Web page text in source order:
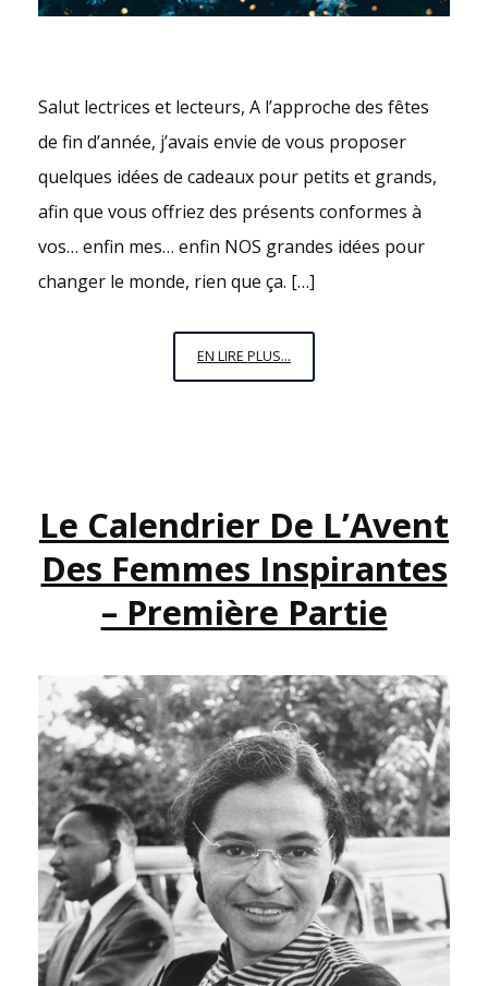
Salut lectrices et lecteurs, A l’approche des fêtes
de fin d’année, j’avais envie de vous proposer
quelques idées de cadeaux pour petits et grands,
afin que vous offriez des présents conformes à
vos… enfin mes… enfin NOS grandes idées pour
changer le monde, rien que ça. […]
EN LIRE PLUS...
PIED
Le Calendrier De L’Avent
Des Femmes Inspirantes
– Première Partie